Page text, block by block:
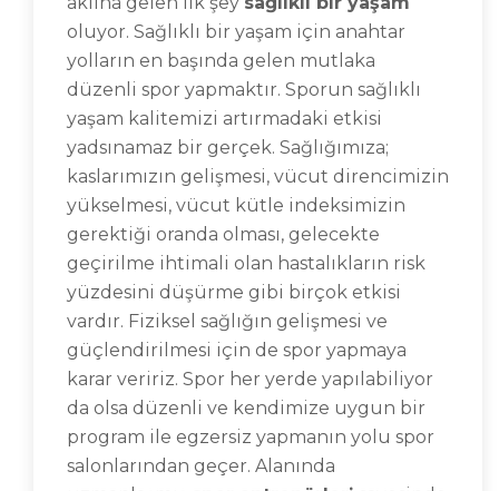
oluyor. Sağlıklı bir yaşam için anahtar
yolların en başında gelen mutlaka
düzenli spor yapmaktır. Sporun sağlıklı
yaşam kalitemizi artırmadaki etkisi
yadsınamaz bir gerçek. Sağlığımıza;
kaslarımızın gelişmesi, vücut direncimizin
yükselmesi, vücut kütle indeksimizin
gerektiği oranda olması, gelecekte
geçirilme ihtimali olan hastalıkların risk
yüzdesini düşürme gibi birçok etkisi
vardır. Fiziksel sağlığın gelişmesi ve
güçlendirilmesi için de spor yapmaya
karar veririz. Spor her yerde yapılabiliyor
da olsa düzenli ve kendimize uygun bir
program ile egzersiz yapmanın yolu spor
salonlarından geçer. Alanında